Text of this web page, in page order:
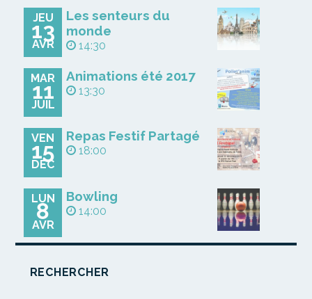
JEU
13
AVR
Les senteurs du
monde
14:30
MAR
11
JUIL
Animations été 2017
13:30
VEN
15
DÉC
Repas Festif Partagé
18:00
LUN
8
AVR
Bowling
14:00
RECHERCHER